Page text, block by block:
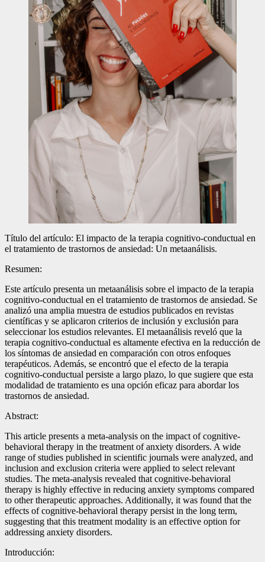
Título del artículo: El impacto de la terapia cognitivo-conductual en
el tratamiento de trastornos de ansiedad: Un metaanálisis.
Resumen:
Este artículo presenta un metaanálisis sobre el impacto de la terapia
cognitivo-conductual en el tratamiento de trastornos de ansiedad. Se
analizó una amplia muestra de estudios publicados en revistas
científicas y se aplicaron criterios de inclusión y exclusión para
seleccionar los estudios relevantes. El metaanálisis reveló que la
terapia cognitivo-conductual es altamente efectiva en la reducción de
los síntomas de ansiedad en comparación con otros enfoques
terapéuticos. Además, se encontró que el efecto de la terapia
cognitivo-conductual persiste a largo plazo, lo que sugiere que esta
modalidad de tratamiento es una opción eficaz para abordar los
trastornos de ansiedad.
Abstract:
This article presents a meta-analysis on the impact of cognitive-
behavioral therapy in the treatment of anxiety disorders. A wide
range of studies published in scientific journals were analyzed, and
inclusion and exclusion criteria were applied to select relevant
studies. The meta-analysis revealed that cognitive-behavioral
therapy is highly effective in reducing anxiety symptoms compared
to other therapeutic approaches. Additionally, it was found that the
effects of cognitive-behavioral therapy persist in the long term,
suggesting that this treatment modality is an effective option for
addressing anxiety disorders.
Introducción: